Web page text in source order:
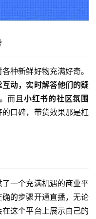
种新鲜好物充满好奇。
动，实时解答他们的疑
。而且小红书的社区氛围
口碑，带货效果那是杠
一个充满机遇的商业平
的步骤开通直播，无论
这个平台上展示自己的